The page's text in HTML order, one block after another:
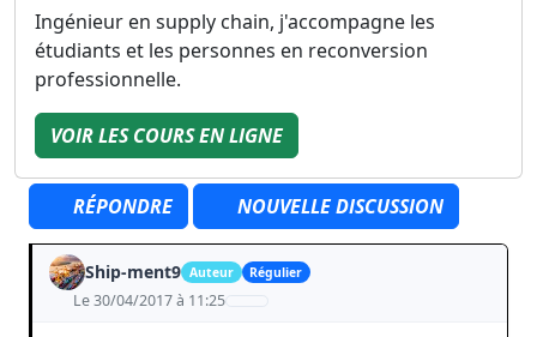
Ingénieur en supply chain, j'accompagne les
étudiants et les personnes en reconversion
professionnelle.
VOIR LES COURS EN LIGNE
RÉPONDRE NOUVELLE DISCUSSION
Ship-ment9 Auteur Régulier
Le 30/04/2017 à 11:25